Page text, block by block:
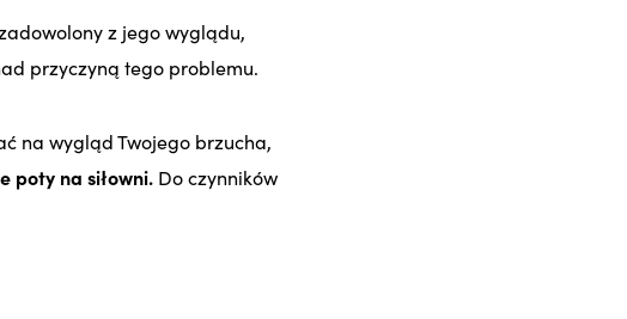
z jego wyglądu,
przyczyną tego problemu.
na wygląd Twojego brzucha,
poty na siłowni. Do czynników